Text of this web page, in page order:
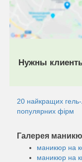
Нужны
20 найкращих
популярних фірм
Галерея
маникюр на
маникюр на